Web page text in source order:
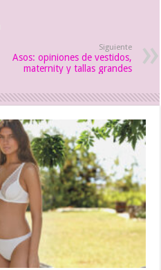
Siguiente
Asos: opiniones de vestidos,
maternity y tallas grandes